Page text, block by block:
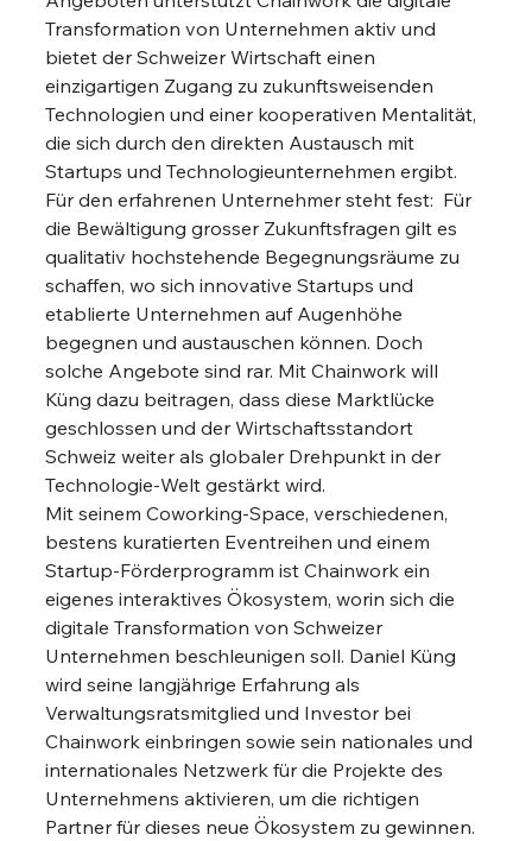
Transformation von Unternehmen aktiv und
bietet der Schweizer Wirtschaft einen
einzigartigen Zugang zu zukunftsweisenden
Technologien und einer kooperativen Mentalität,
die sich durch den direkten Austausch mit
Startups und Technologieunternehmen ergibt.
Für den erfahrenen Unternehmer steht fest:  Für
die Bewältigung grosser Zukunftsfragen gilt es
qualitativ hochstehende Begegnungsräume zu
schaffen, wo sich innovative Startups und
etablierte Unternehmen auf Augenhöhe
begegnen und austauschen können. Doch
solche Angebote sind rar. Mit Chainwork will
Küng dazu beitragen, dass diese Marktlücke
geschlossen und der Wirtschaftsstandort
Schweiz weiter als globaler Drehpunkt in der
Technologie-Welt gestärkt wird.
Mit seinem Coworking-Space, verschiedenen,
bestens kuratierten Eventreihen und einem
Startup-Förderprogramm ist Chainwork ein
eigenes interaktives Ökosystem, worin sich die
digitale Transformation von Schweizer
Unternehmen beschleunigen soll. Daniel Küng
wird seine langjährige Erfahrung als
Verwaltungsratsmitglied und Investor bei
Chainwork einbringen sowie sein nationales und
internationales Netzwerk für die Projekte des
Unternehmens aktivieren, um die richtigen
Partner für dieses neue Ökosystem zu gewinnen.